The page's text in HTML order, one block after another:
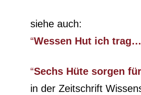
siehe auch:
“Wessen Hut ich
“Sechs Hüte sorgen
in der Zeitschrift